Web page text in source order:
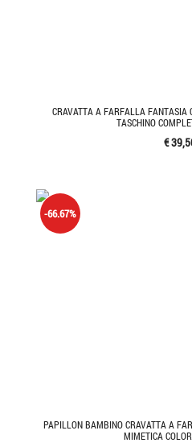
CRAVATTA A FARFALLA FANTASIA
TASCHINO
€
PAPILLON BAMBINO CRAVATTA A
MIMETICA
-66.67%